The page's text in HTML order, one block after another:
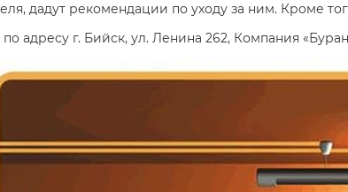
дадут рекомендации по уходу за ним. Кроме
адресу г. Бийск, ул. Ленина 262, Компания